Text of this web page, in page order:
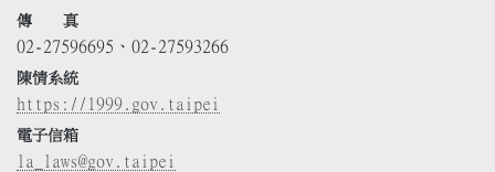
傳 真
02-27596695、02-27593266
陳情系統
https://1999.gov.taipei
電子信箱
la_laws@gov.taipei